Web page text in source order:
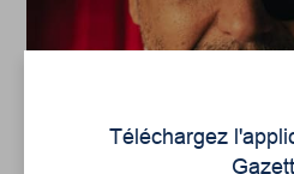
Guy Brière, le
Téléchargez